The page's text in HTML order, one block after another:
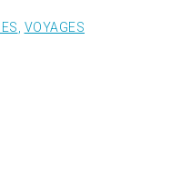
VOYAGES